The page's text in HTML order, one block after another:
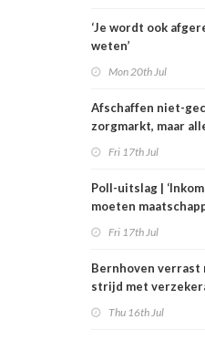
‘Je wordt ook
weten’
Mon 20th Jul
Afschaffen niet-
zorgmarkt, maar
Fri 17th Jul
Poll-uitslag |
moeten
Fri 17th Jul
Bernhoven verrast
strijd met
Thu 16th Jul